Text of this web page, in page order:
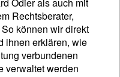
Rechtsberater,
können wir direkt
ihnen erklären, wie
verbundenen
verwaltet werden